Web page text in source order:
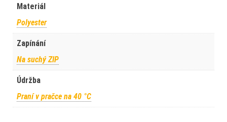
Materiál
Polyester
Zapínání
Na suchý ZIP
Údržba
Praní v pračce na 40 °C